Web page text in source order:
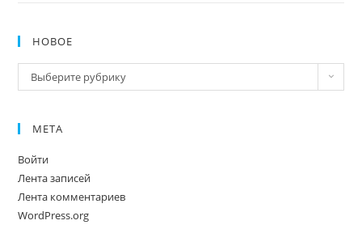
НОВОЕ
Новое
Выберите рубрику
МЕТА
Войти
Лента записей
Лента комментариев
WordPress.org